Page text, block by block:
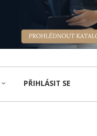
PŘIHLÁSIT SE